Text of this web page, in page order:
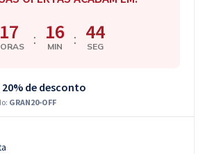
17 : 16
MIN : 43
SEG
de desconto
GRAN20-OFF